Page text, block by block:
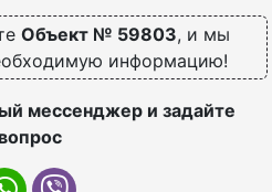
Объект № 59803, и мы
информацию!
мессенджер и задайте
вопрос